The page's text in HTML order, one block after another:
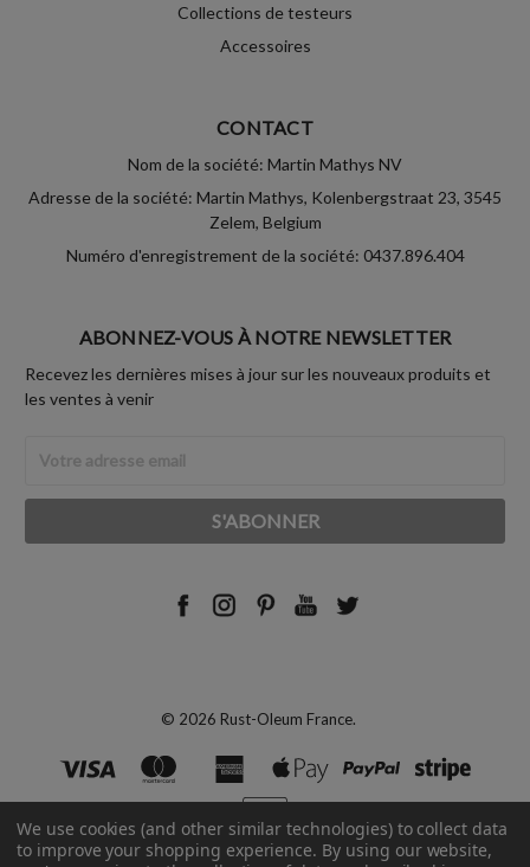
Collections de testeurs
Accessoires
CONTACT
Nom de la société: Martin Mathys NV
Adresse de la société: Martin Mathys, Kolenbergstraat 23, 3545
Zelem, Belgium
Numéro d'enregistrement de la société: 0437.896.404
ABONNEZ-VOUS À NOTRE NEWSLETTER
Recevez les dernières mises à jour sur les nouveaux produits et
les ventes à venir
Email
© 2026 Rust-Oleum France.
We use cookies (and other similar technologies) to collect data
to improve your shopping experience. By using our website,